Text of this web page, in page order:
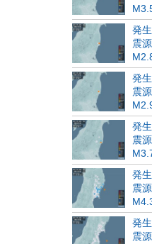
発
震
発
震
発
震
発
震
発
震